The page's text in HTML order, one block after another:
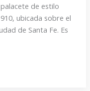
de estilo
ubicada sobre el
de Santa Fe. Es